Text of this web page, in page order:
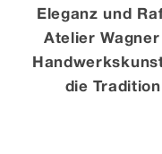
Eleganz und
Atelier
die